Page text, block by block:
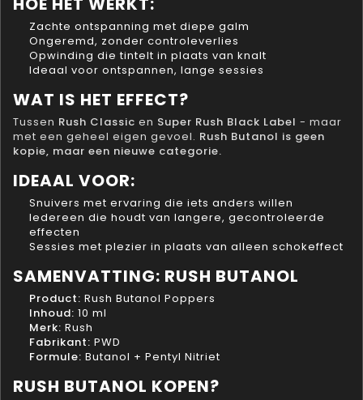
Zachte ontspanning met diepe galm
Ongeremd, zonder controleverlies
Opwinding die tintelt in plaats van knalt
Ideaal voor ontspannen, lange sessies
WAT IS HET EFFECT?
Tussen Rush Classic en Super Rush Black Label - maar
met een geheel eigen gevoel. Rush Butanol is geen
kopie, maar een nieuwe categorie.
IDEAAL VOOR:
Snuivers met ervaring die iets anders willen
Iedereen die houdt van langere, gecontroleerde
effecten
Sessies met plezier in plaats van alleen schokeffect
SAMENVATTING: RUSH BUTANOL
Product: Rush Butanol Poppers
Inhoud: 10 ml
Merk: Rush
Fabrikant: PWD
Formule: Butanol + Pentyl Nitriet
RUSH BUTANOL KOPEN?